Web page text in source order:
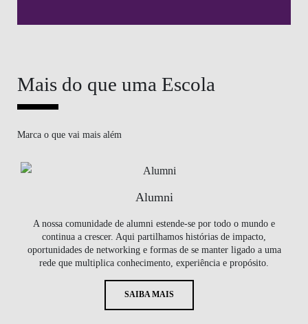
Mais do que uma Escola
Marca o que vai mais além
Alumni
A nossa comunidade de alumni estende-se por todo o mundo e
continua a crescer. Aqui partilhamos histórias de impacto,
oportunidades de networking e formas de se manter ligado a uma
rede que multiplica conhecimento, experiência e propósito.
SAIBA MAIS